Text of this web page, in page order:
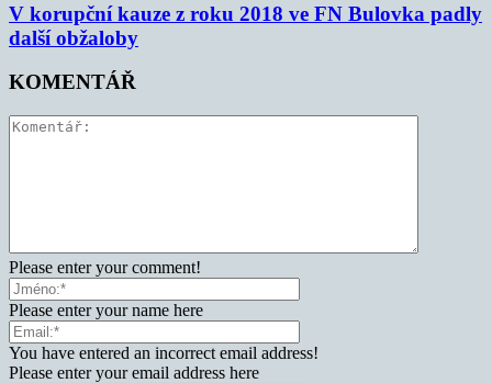
V korupční kauze z roku 2018 ve FN Bulovka padly
další obžaloby
KOMENTÁŘ
Please enter your comment!
Please enter your name here
You have entered an incorrect email address!
Please enter your email address here